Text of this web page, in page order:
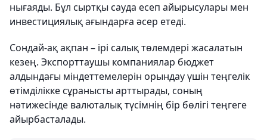
нығаяды. Бұл сыртқы сауда есеп айырысулары мен
инвестициялық ағындарға әсер етеді.
Сондай-ақ ақпан – ірі салық төлемдері жасалатын
кезең. Экспорттаушы компаниялар бюджет
алдындағы міндеттемелерін орындау үшін теңгелік
өтімділікке сұранысты арттырады, соның
нәтижесінде валюталық түсімнің бір бөлігі теңгеге
айырбасталады.